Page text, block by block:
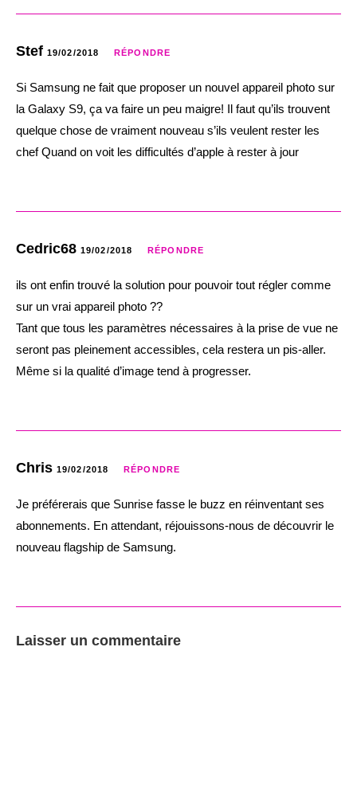
Stef 19/02/2018 RÉPONDRE
Si Samsung ne fait que proposer un nouvel appareil photo sur
la Galaxy S9, ça va faire un peu maigre! Il faut qu’ils trouvent
quelque chose de vraiment nouveau s’ils veulent rester les
chef Quand on voit les difficultés d’apple à rester à jour
Cedric68 19/02/2018 RÉPONDRE
ils ont enfin trouvé la solution pour pouvoir tout régler comme
sur un vrai appareil photo ??
Tant que tous les paramètres nécessaires à la prise de vue ne
seront pas pleinement accessibles, cela restera un pis-aller.
Même si la qualité d’image tend à progresser.
Chris 19/02/2018 RÉPONDRE
Je préférerais que Sunrise fasse le buzz en réinventant ses
abonnements. En attendant, réjouissons-nous de découvrir le
nouveau flagship de Samsung.
Laisser un commentaire